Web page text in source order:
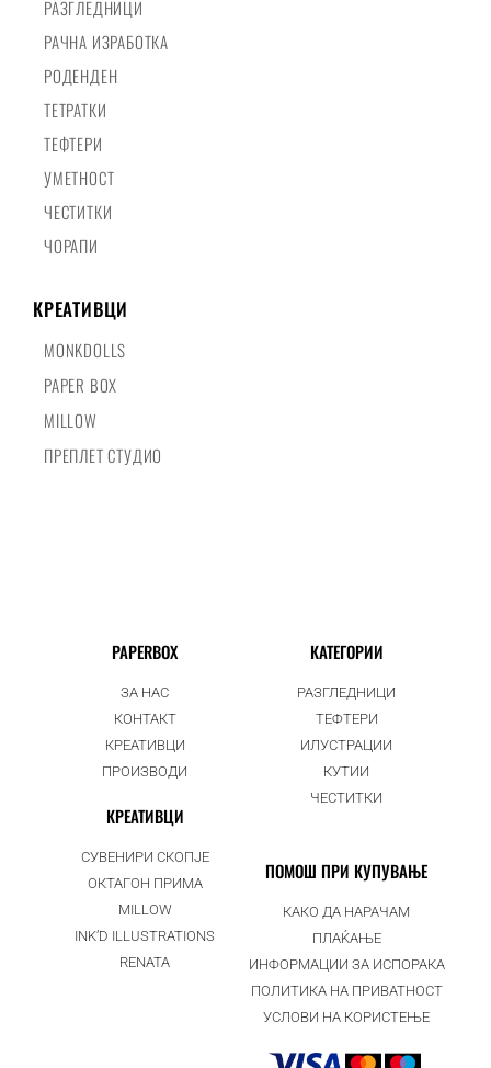
РАЗГЛЕДНИЦИ
РАЧНА ИЗРАБОТКА
РОДЕНДЕН
ТЕТРАТКИ
ТЕФТЕРИ
УМЕТНОСТ
ЧЕСТИТКИ
ЧОРАПИ
КРЕАТИВЦИ
MONKDOLLS
PAPER BOX
MILLOW
ПРЕПЛЕТ СТУДИО
PAPERBOX
ЗА НАС
КОНТАКТ
КРЕАТИВЦИ
ПРОИЗВОДИ
КАТЕГОРИИ
РАЗГЛЕДНИЦИ
ТЕФТЕРИ
ИЛУСТРАЦИИ
КУТИИ
ЧЕСТИТКИ
КРЕАТИВЦИ
СУВЕНИРИ СКОПЈЕ
ОКТАГОН ПРИМА
MILLOW
INK’D ILLUSTRATIONS
RENATA
ПОМОШ ПРИ КУПУВАЊЕ
КАКО ДА НАРАЧАМ
ПЛАЌАЊЕ
ИНФОРМАЦИИ ЗА ИСПОРАКА
ПОЛИТИКА НА ПРИВАТНОСТ
УСЛОВИ НА КОРИСТЕЊЕ